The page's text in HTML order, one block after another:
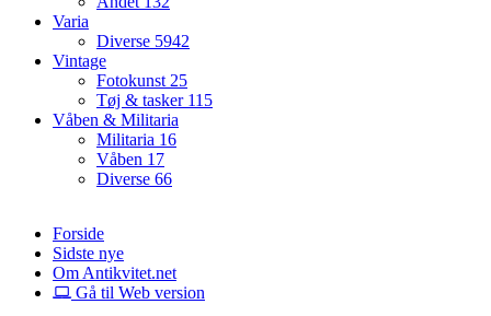
Varia
Diverse 5942
Vintage
Fotokunst 25
Tøj & tasker 115
Våben & Militaria
Militaria 16
Våben 17
Diverse 66
Forside
Sidste nye
Om Antikvitet.net
Gå til Web version